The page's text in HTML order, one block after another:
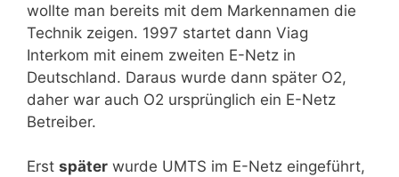
wollte man bereits mit dem Markennamen die
Technik zeigen. 1997 startet dann Viag
Interkom mit einem zweiten E-Netz in
Deutschland. Daraus wurde dann später O2,
daher war auch O2 ursprünglich ein E-Netz
Betreiber.
Erst später wurde UMTS im E-Netz eingeführt,